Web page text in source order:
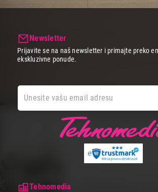
Tehnomedia
Newsletter
Prijavite se na naš newsletter i primajte preko
ekskluzivne ponude.